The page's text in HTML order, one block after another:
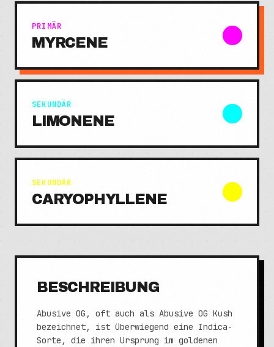
PRIMÄR
MYRCENE
SEKUNDÄR
LIMONENE
SEKUNDÄR
CARYOPHYLLENE
BESCHREIBUNG
Abusive OG, oft auch als Abusive OG Kush
bezeichnet, ist überwiegend eine Indica-
Sorte, die ihren Ursprung im goldenen